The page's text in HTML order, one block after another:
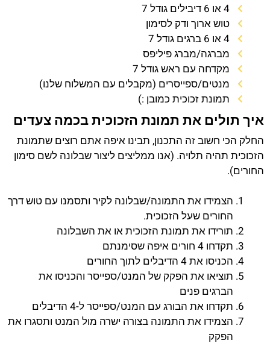
4 או 6 דיבילים גודל 7
טוש ארוך ודק לסימון
4 או 6 ברגים גודל 7
מברגה/מברג פיליפס
מקדחה עם ראש גודל 7
מנטים/ספייסרים (מקבלים עם המשלוח שלנו)
תמונת זכוכית כמובן :)
איך תולים את תמונת הזכוכית בכמה צעדים
החלק הכי חשוב זה התכנון, תבינו איפה אתם רוצים שתמונת
הזכוכית תהיה תלויה. (אנו ממליצים ליצור שבלונה לשם סימון
החורים).
הצמידו את התמונה/שבלונה לקיר ותסמנו עם טוש דרך
החורים שעל הזכוכית.
תורידו את תמונת הזכוכית או את השבלונה
תקדחו 4 חורים איפה שסימנתם
הכניסו את 4 הדיבלים לתוך החורים
תוציאו את הפקק של המנט/ספייסר והכניסו את
הברגים פנים
תקדחו את הבורג עם המנט/ספייסר ל-4 הדיבלים
הצמידו את התמונה בצורה ישרה מול המנט ותסגרו את
הפקק